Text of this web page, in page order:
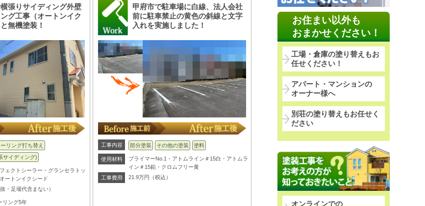
張りサイディング外壁
グ工事（オートンイク
無機塗装！
リング打ち替え
サイディング)
ェクトシーラー・グランセラトッ
ートンイクシード
・足場代含まない）
リング5年
甲府市で駐車場に白線、法人会社
前に駐車禁止の黄色の斜線と文字
入れを実施しました！
工事内容 部分塗装 その他の塗装 塗料
使用材料
プライマーNo.1・アトムライン＃15白・アトムラ
イン＃15鉛・クロムフリー黄
工事費用
21.9万円（税込）
お住まい以外も
おまかせください！
工場・倉庫の塗り替えもお
任せください！
アパート・マンションの
オーナー様へ
別荘の塗り替えもお任せく
ださい
オンラインでの